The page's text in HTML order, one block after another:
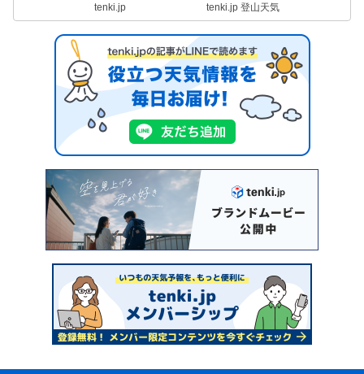
tenki.jp tenki.jp 登山天気